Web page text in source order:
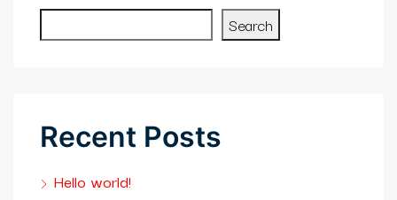
Search
Recent Posts
Hello world!